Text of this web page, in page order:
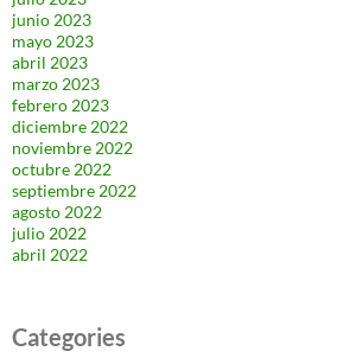
junio 2023
mayo 2023
abril 2023
marzo 2023
febrero 2023
diciembre 2022
noviembre 2022
octubre 2022
septiembre 2022
agosto 2022
julio 2022
abril 2022
Categories